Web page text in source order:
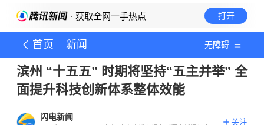
· 获取全网一手热点 打开
首页 新闻 无障碍
滨州 “十五五” 时期将坚持“五主并举” 全
面提升科技创新体系整体效能
闪电新闻
关注